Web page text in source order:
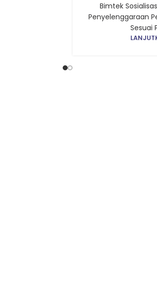
Bimtek
Penyelenggaraan
Sesuai